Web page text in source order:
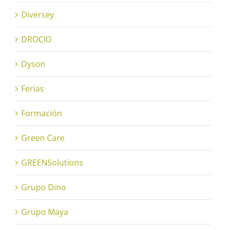
Diversey
DROCIO
Dyson
Ferias
Formación
Green Care
GREENSolutions
Grupo Dino
Grupo Maya